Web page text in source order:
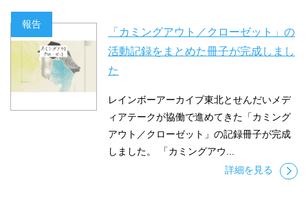
報告
「カミングアウト／クローゼット」の
活動記録をまとめた冊子が完成しまし
た
レインボーアーカイブ東北とせんだいメデ
ィアテークが協働で進めてきた「カミング
アウト／クローゼット」の記録冊子が完成
しました。 「カミングアウ...
詳細を見る